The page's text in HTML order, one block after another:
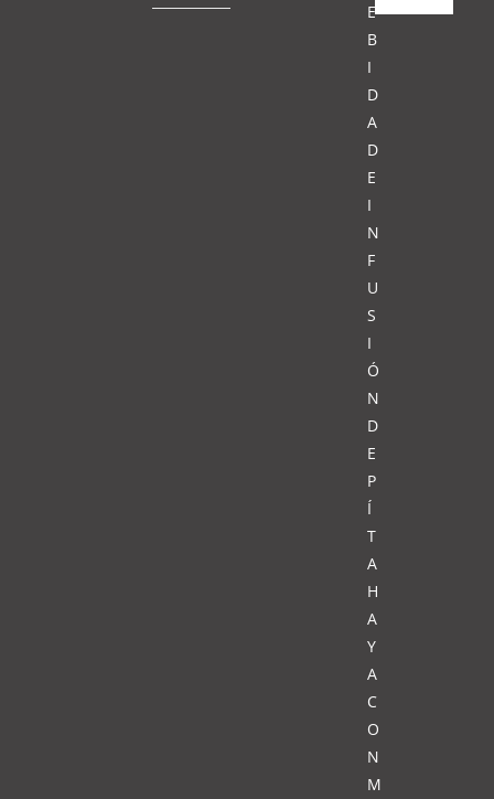
E
B
I
D
A
D
E
I
N
F
U
S
I
Ó
N
D
E
P
Í
T
A
H
A
Y
A
C
O
N
M